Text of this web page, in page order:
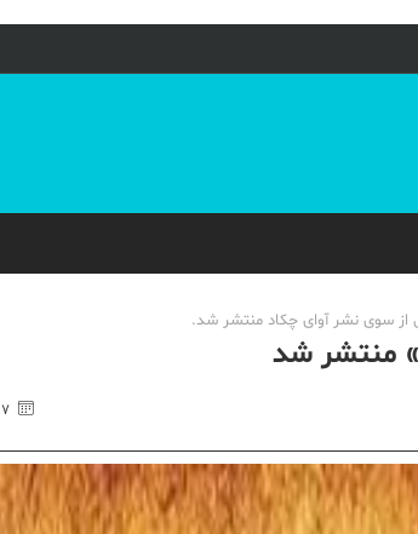
از سوی نشر آوای چکاد منتشر شد.
منتشر شد
۷ اردیبهشت ۱۳۹۵